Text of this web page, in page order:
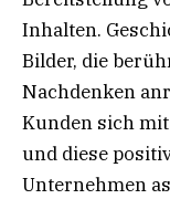
Inhalten.
Bilder, die
Nachdenken
Kunden sich
und diese
Unternehmen